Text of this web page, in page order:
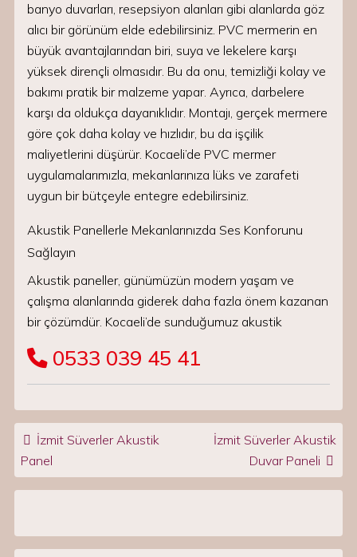
banyo duvarları, resepsiyon alanları gibi alanlarda göz
alıcı bir görünüm elde edebilirsiniz. PVC mermerin en
büyük avantajlarından biri, suya ve lekelere karşı
yüksek dirençli olmasıdır. Bu da onu, temizliği kolay ve
bakımı pratik bir malzeme yapar. Ayrıca, darbelere
karşı da oldukça dayanıklıdır. Montajı, gerçek mermere
göre çok daha kolay ve hızlıdır, bu da işçilik
maliyetlerini düşürür. Kocaeli’de PVC mermer
uygulamalarımızla, mekanlarınıza lüks ve zarafeti
uygun bir bütçeyle entegre edebilirsiniz.
Akustik Panellerle Mekanlarınızda Ses Konforunu
Sağlayın
Akustik paneller, günümüzün modern yaşam ve
çalışma alanlarında giderek daha fazla önem kazanan
bir çözümdür. Kocaeli’de sunduğumuz akustik
0533 039 45 41
Post navigation
İzmit Süverler Akustik
Panel
İzmit Süverler Akustik
Duvar Paneli